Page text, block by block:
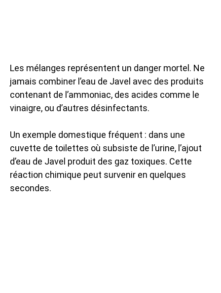
Les mélanges représentent un danger mortel. Ne
jamais combiner l’eau de Javel avec des produits
contenant de l’ammoniac, des acides comme le
vinaigre, ou d’autres désinfectants.
Un exemple domestique fréquent : dans une
cuvette de toilettes où subsiste de l’urine, l’ajout
d’eau de Javel produit des gaz toxiques. Cette
réaction chimique peut survenir en quelques
secondes.